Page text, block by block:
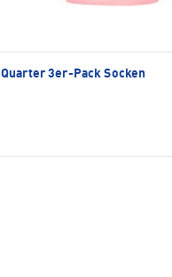
Quarter 3er-Pack Socken